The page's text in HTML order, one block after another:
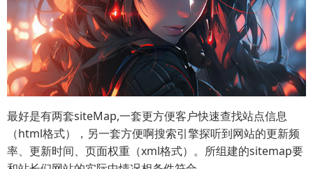
最好是有两套siteMap,一套更方便客户快速查找站点信息
（html格式），另一套方便啊搜索引擎探听到网站的更新频
率、更新时间、页面权重（xml格式）。所组建的sitemap要